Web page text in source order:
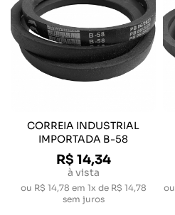
CORREIA INDUSTRIAL
IMPORTADA B-58
R$ 14,34
à vista
ou R$ 14,78 em 1x de R$ 14,78
sem juros
ou